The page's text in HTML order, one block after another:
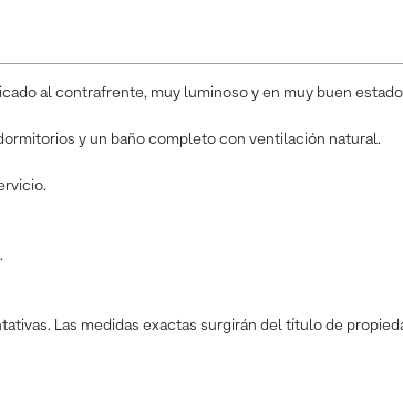
al contrafrente, muy luminoso y en muy buen
y un baño completo con ventilación natural.
Las medidas exactas surgirán del título de